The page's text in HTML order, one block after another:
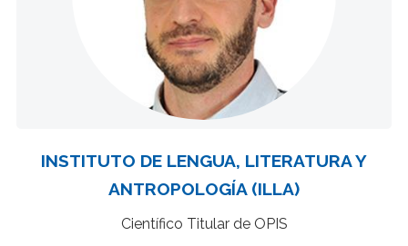
INSTITUTO DE LENGUA, LITERATURA Y
ANTROPOLOGÍA (ILLA)
Científico Titular de OPIS